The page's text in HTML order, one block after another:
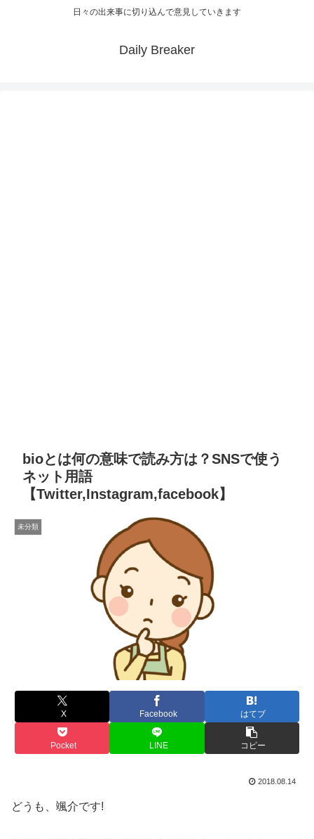
日々の出来事に切り込んで意見していきます
Daily Breaker
bioとは何の意味で読み方は？SNSで使う
ネット用語
【Twitter,Instagram,facebook】
未分類
X Facebook はてブ
Pocket LINE コピー
2018.08.14
どうも、颯介です!